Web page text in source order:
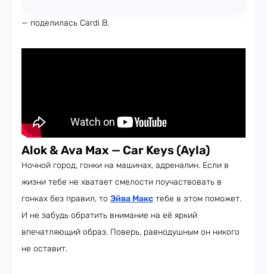
— поделилась Cardi B.
Alok & Ava Max — Car Keys (Ayla)
Ночной город, гонки на машинах, адреналин. Если в
жизни тебе не хватает смелости поучаствовать в
гонках без правил, то Эйва Макс тебе в этом поможет.
И не забудь обратить внимание на её яркий
впечатляющий образ. Поверь, равнодушным он никого
не оставит.